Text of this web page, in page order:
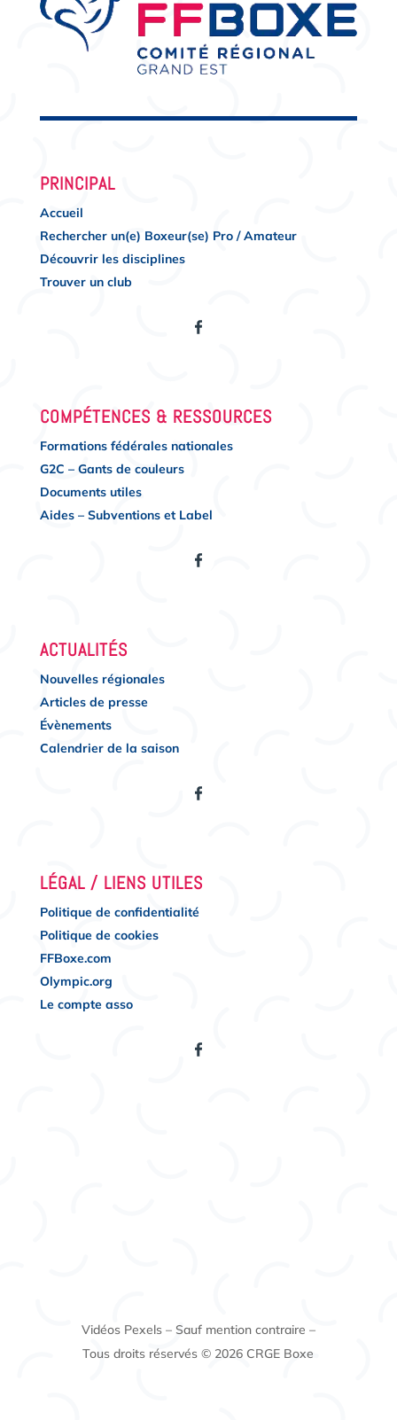
PRINCIPAL
Accueil
Rechercher un(e) Boxeur(se) Pro / Amateur
Découvrir les disciplines
Trouver un club
COMPÉTENCES & RESSOURCES
Formations fédérales nationales
G2C – Gants de couleurs
Documents utiles
Aides – Subventions et Label
ACTUALITÉS
Nouvelles régionales
Articles de presse
Évènements
Calendrier de la saison
LÉGAL / LIENS UTILES
Politique de confidentialité
Politique de cookies
FFBoxe.com
Olympic.org
Le compte asso
Vidéos Pexels – Sauf mention contraire –
Tous droits réservés © 2026 CRGE Boxe